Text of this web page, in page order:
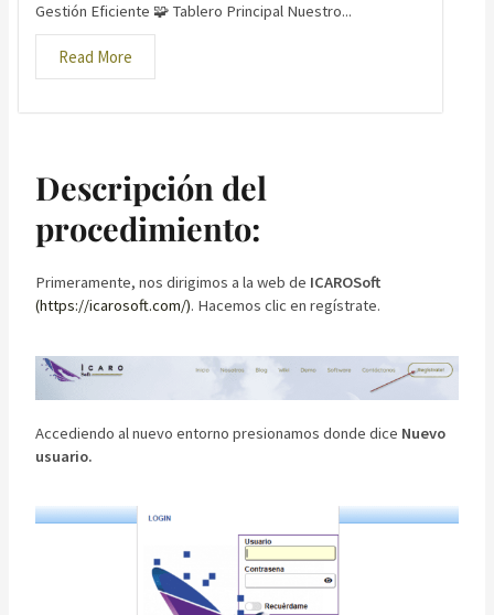
Gestión Eficiente 🧩 Tablero Principal Nuestro...
Read More
Descripción del
procedimiento:
Primeramente, nos dirigimos a la web de ICAROSoft
(https://icarosoft.com/). Hacemos clic en regístrate.
Accediendo al nuevo entorno presionamos donde dice Nuevo
usuario.